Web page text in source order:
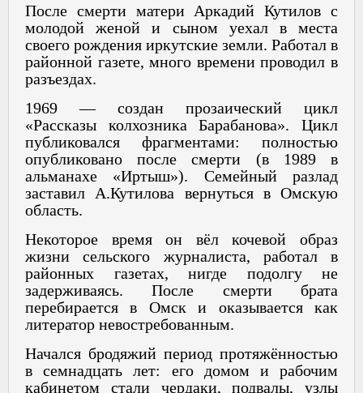
После смерти матери Аркадий Кутилов с
молодой женой и сыном уехал в места
своего рождения иркутские земли. Работал в
районной газете, много времени проводил в
разъездах.
1969 — создан прозаический цикл
«Рассказы колхозника Барабанова». Цикл
публиковался фрагментами: полностью
опубликовано после смерти (в 1989 в
альманахе «Иртыш»). Семейный разлад
заставил А.Кутилова вернуться в Омскую
область.
Некоторое время он вёл кочевой образ
жизни сельского журналиста, работал в
районных газетах, нигде подолгу не
задерживаясь. После смерти брата
перебирается в Омск и оказывается как
литератор невостребованным.
Начался бродяжий период протяжённостью
в семнадцать лет: его домом и рабочим
кабинетом стали чердаки, подвалы, узлы